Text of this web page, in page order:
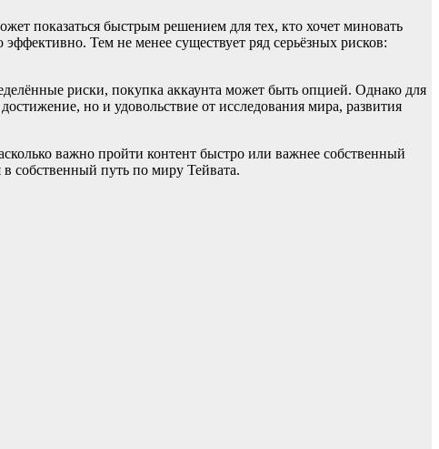
показаться быстрым решением для тех, кто хочет миновать
Тем не менее существует ряд серьёзных рисков:
риски, покупка аккаунта может быть опцией. Однако для
но и удовольствие от исследования мира, развития
важно пройти контент быстро или важнее собственный
в собственный путь по миру Тейвата.